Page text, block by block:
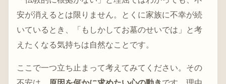
安が消えるとは限りません。とくに家族に不幸が続
いているとき、「もしかしてお墓のせいでは」と考
えたくなる気持ちは自然なことです。
ここで一つ立ち止まって考えてみてください。その